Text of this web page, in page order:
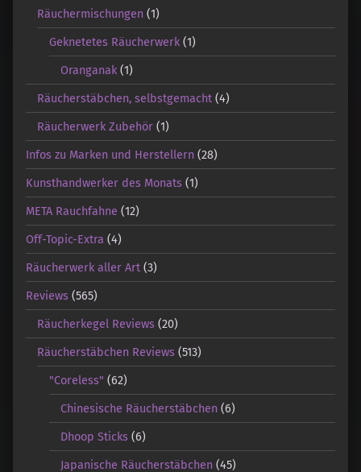
Räuchermischungen (1)
Geknetetes Räucherwerk(1)
Oranganak (1)
Räucherstäbchen, selbstgemacht (4)
Räucherwerk Zubehör (1)
Infos zu Marken und Herstellern (28)
Kunsthandwerker des Monats (1)
META Rauchfahne (12)
Off-Topic-Extra (4)
Räucherwerk aller Art (3)
Reviews (565)
Räucherkegel Reviews (20)
Räucherstäbchen Reviews (513)
"Coreless" (62)
Chinesische Räucherstäbchen (6)
Dhoop Sticks (6)
Japanische Räucherstäbchen (45)